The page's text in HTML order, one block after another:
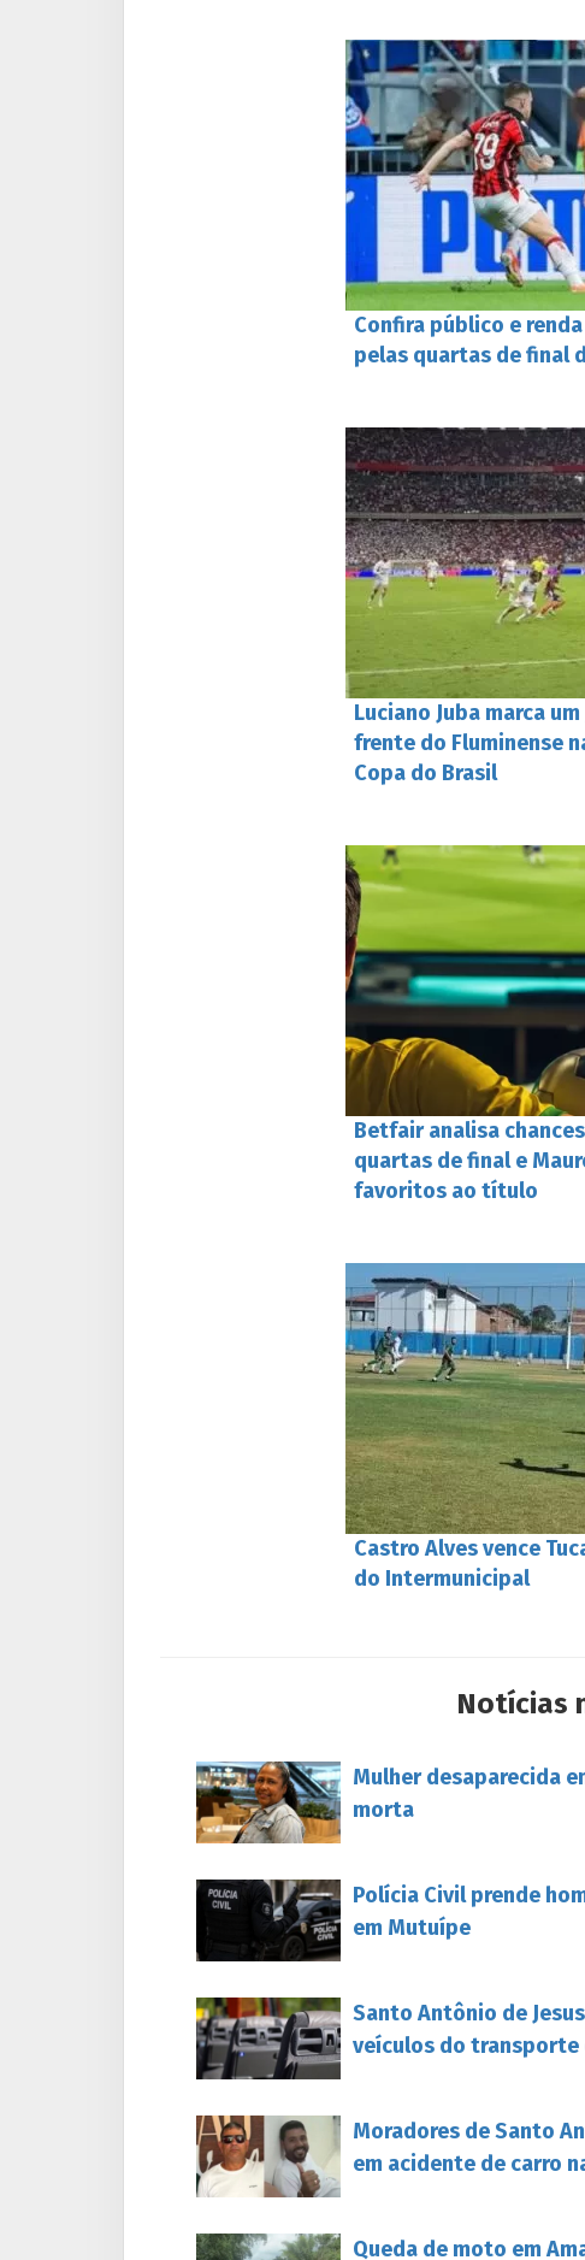
Confira público e
pelas quartas de final
Luciano Juba marca
frente do Fluminense
Copa do Brasil
Betfair analisa
quartas de final e
favoritos ao título
Castro Alves vence
do Intermunicipal
Notícias
Mulher desaparecida
morta
Polícia Civil prende
em Mutuípe
Santo Antônio de
veículos do transporte
Moradores de Santo
em acidente de carro
Queda de moto em